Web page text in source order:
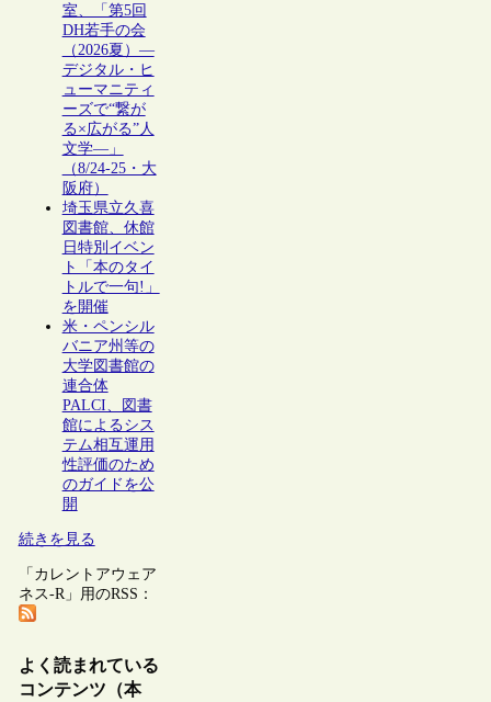
室、「第5回
DH若手の会
（2026夏）―
デジタル・ヒ
ューマニティ
ーズで“繋が
る×広がる”人
文学―」
（8/24-25・大
阪府）
埼玉県立久喜
図書館、休館
日特別イベン
ト「本のタイ
トルで一句!」
を開催
米・ペンシル
バニア州等の
大学図書館の
連合体
PALCI、図書
館によるシス
テム相互運用
性評価のため
のガイドを公
開
続きを見る
「カレントアウェア
ネス-R」用のRSS：
よく読まれている
コンテンツ（本